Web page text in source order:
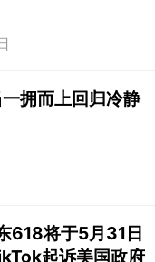
拥而上回归冷静
618将于5月31日
起诉美国政府